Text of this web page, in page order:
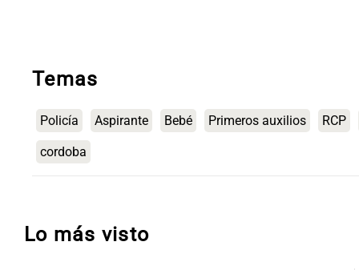
Temas
Policía Aspirante Bebé Primeros auxilios RCP
cordoba
Lo más visto